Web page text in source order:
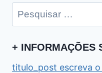
Pesquisar
por:
+ INFORMAÇÕES
titulo_post escreva